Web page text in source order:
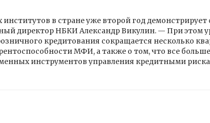
в стране уже второй год
директор НБКИ Александр Викулин. — При этом
кредитования сокращается несколько
МФИ, а также о том, что все
инструментов управления кредитными